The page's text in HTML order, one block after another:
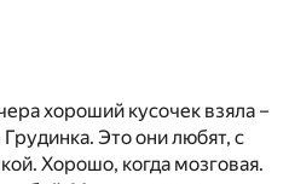
хороший кусочек взяла –
Это они любят, с
Хорошо, когда мозговая.